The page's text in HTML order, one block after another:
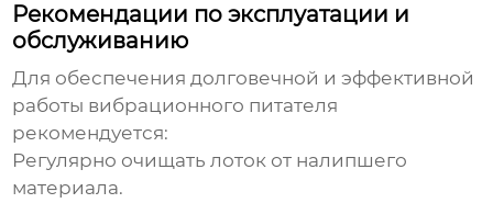
Рекомендации по эксплуатации и
обслуживанию
Для обеспечения долговечной и эффективной
работы вибрационного питателя
рекомендуется:
Регулярно очищать лоток от налипшего
материала.